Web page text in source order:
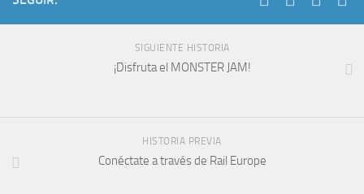
SIGUIENTE HISTORIA
¡Disfruta el MONSTER JAM!
HISTORIA PREVIA
Conéctate a través de Rail Europe